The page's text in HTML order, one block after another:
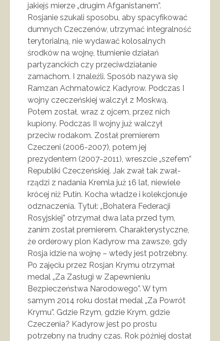
jakiejś mierze „drugim Afganistanem”.
Rosjanie szukali sposobu, aby spacyfikować
dumnych Czeczenów, utrzymać integralność
terytorialną, nie wydawać kolosalnych
środków na wojnę, tłumienie działań
partyzanckich czy przeciwdziałanie
zamachom. I znaleźli. Sposób nazywa się
Ramzan Achmatowicz Kadyrow. Podczas I
wojny czeczeńskiej walczył z Moskwą.
Potem został, wraz z ojcem, przez nich
kupiony. Podczas II wojny już walczył
przeciw rodakom. Został premierem
Czeczeni (2006-2007), potem jej
prezydentem (2007-2011), wreszcie „szefem”
Republiki Czeczeńskiej. Jak zwał tak zwał-
rządzi z nadania Kremla już 16 lat, niewiele
krócej niż Putin. Kocha władze i kolekcjonuje
odznaczenia. Tytuł: „Bohatera Federacji
Rosyjskiej” otrzymał dwa lata przed tym,
zanim został premierem. Charakterystyczne,
że orderowy plon Kadyrow ma zawsze, gdy
Rosja idzie na wojnę – wtedy jest potrzebny.
Po zajęciu przez Rosjan Krymu otrzymał
medal „Za Zasługi w Zapewnieniu
Bezpieczeństwa Narodowego”. W tym
samym 2014 roku dostał medal „Za Powrót
Krymu”. Gdzie Rzym, gdzie Krym, gdzie
Czeczenia? Kadyrow jest po prostu
potrzebny na trudny czas. Rok później dostał